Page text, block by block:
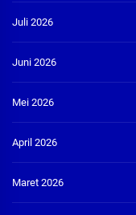
Juli 2026
Juni 2026
Mei 2026
April 2026
Maret 2026